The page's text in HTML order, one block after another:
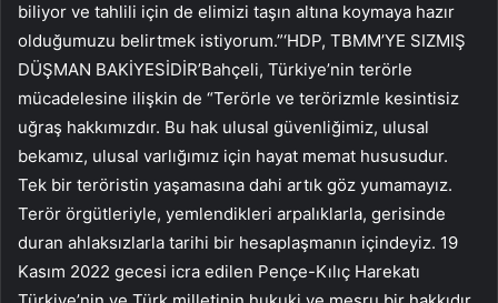
biliyor ve tahlili için de elimizi taşın altına koymaya hazır
olduğumuzu belirtmek istiyorum.”‘HDP, TBMM’YE SIZMIŞ
DÜŞMAN BAKİYESİDİR’Bahçeli, Türkiye’nin terörle
mücadelesine ilişkin de “Terörle ve terörizmle kesintisiz
uğraş hakkımızdır. Bu hak ulusal güvenliğimiz, ulusal
bekamız, ulusal varlığımız için hayat memat hususudur.
Tek bir teröristin yaşamasına dahi artık göz yumamayız.
Terör örgütleriyle, yemlendikleri arpalıklarla, gerisinde
duran ahlaksızlarla tarihi bir hesaplaşmanın içindeyiz. 19
Kasım 2022 gecesi icra edilen Pençe-Kılıç Harekatı